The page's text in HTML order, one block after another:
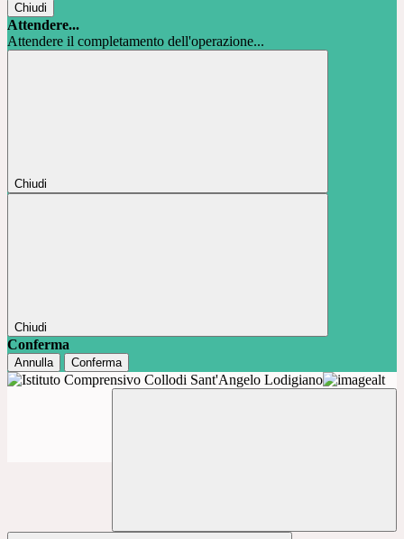
Chiudi
Attendere...
Attendere il completamento dell'operazione...
Chiudi
Chiudi
Conferma
Annulla Conferma